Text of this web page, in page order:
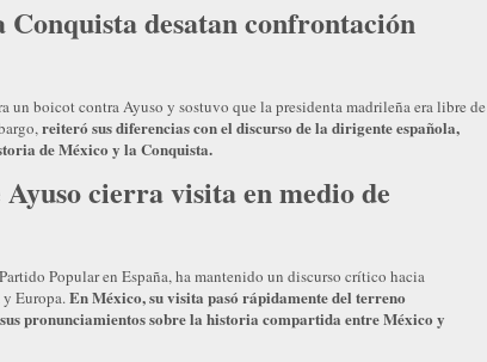
Conquista desatan confrontación
un boicot contra Ayuso y sostuvo que la presidenta madrileña era libre de
reiteró sus diferencias con el discurso de la dirigente española,
de México y la Conquista.
cierra visita en medio de
Popular en España, ha mantenido un discurso crítico hacia
Europa.En México, su visita pasó rápidamente del terreno
pronunciamientos sobre la historia compartida entre México y